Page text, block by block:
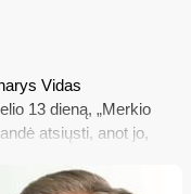
Vidas
13 dieną, „Merkio
atsiųsti, anot jo,
redakcijai,